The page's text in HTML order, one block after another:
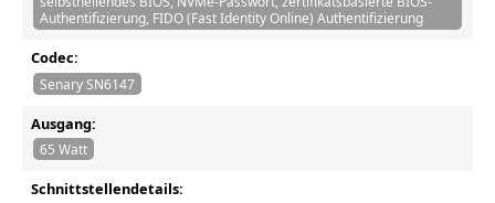
Authentifizierung, FIDO (Fast Identity Online) Authentifizierung
Codec:
Senary SN6147
Ausgang:
65 Watt
Schnittstellendetails: